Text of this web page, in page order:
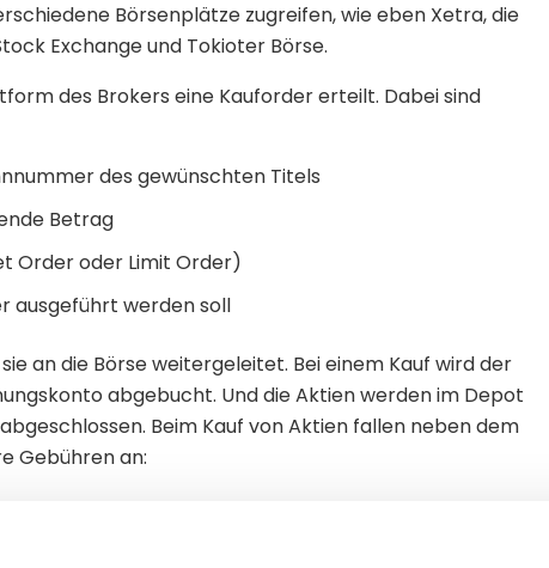
Börsenplätze zugreifen, wie eben Xetra, die
Exchange und Tokioter Börse.
des Brokers eine Kauforder erteilt. Dabei sind
des gewünschten Titels
Betrag
Order oder Limit Order)
ausgeführt werden soll
an die Börse weitergeleitet. Bei einem Kauf wird der
abgebucht. Und die Aktien werden im Depot
Beim Kauf von Aktien fallen neben dem
Gebühren an: